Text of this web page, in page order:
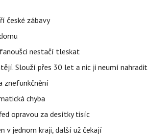
české zábavy
nestačí tleskat
Slouží přes 30 let a nic ji neumí nahradit
znefunkčnění
chyba
opravou za desítky tisíc
v jednom kraji, další už čekají